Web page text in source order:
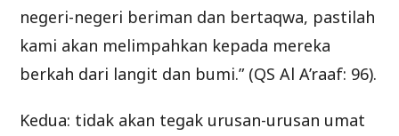
negeri-negeri beriman dan bertaqwa, pastilah
kami akan melimpahkan kepada mereka
berkah dari langit dan bumi.” (QS Al A’raaf: 96).
Kedua: tidak akan tegak urusan-urusan umat